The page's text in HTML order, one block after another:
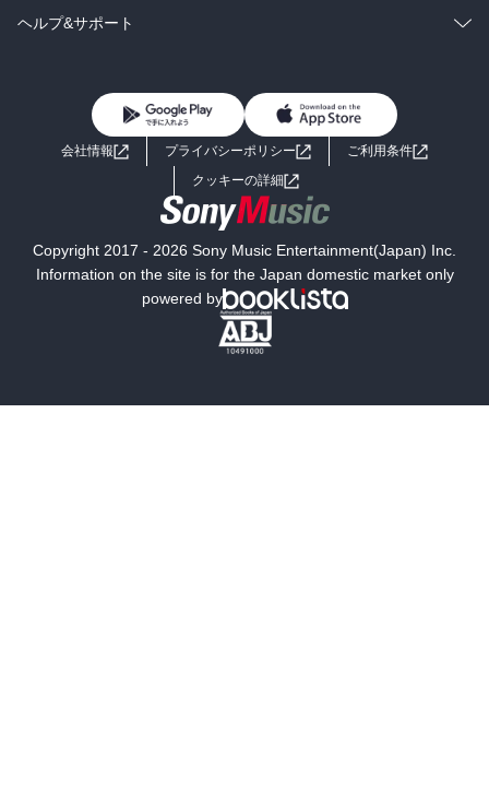
BL・TL
雑誌・グラビア
ラノベ
コミック
ライトノベル 男子向けラノベ
小説
海外小説
ミステリー SF
文学
ヘルプ&サポート
よくあるご質問 お問い合わせ
会社情報 プライバシーポリシー
ご利用条件
クッキーの詳細
Copyright 2017 - 2026 Sony Music Entertainment(Japan) Inc.
Information on the site is for the Japan domestic market only
powered by